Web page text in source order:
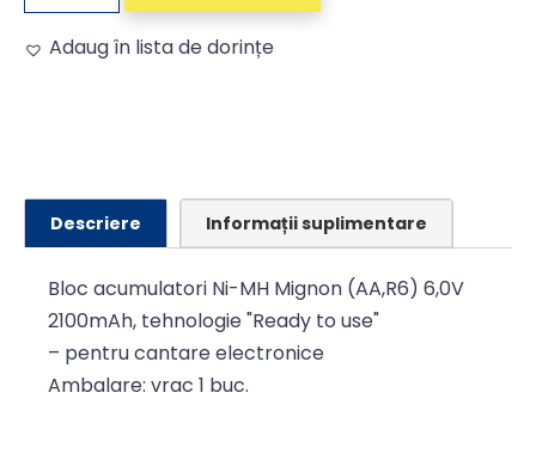
Adaug în lista de dorințe
Descriere Informații suplimentare
Bloc acumulatori Ni-MH Mignon (AA,R6) 6,0V
2100mAh, tehnologie "Ready to use"
– pentru cantare electronice
Ambalare: vrac 1 buc.